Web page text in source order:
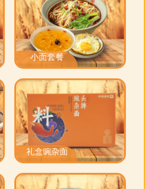
小面套餐
礼盒豌杂面